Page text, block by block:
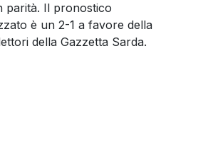
parità. Il pronostico
è un 2-1 a favore della
della Gazzetta Sarda.